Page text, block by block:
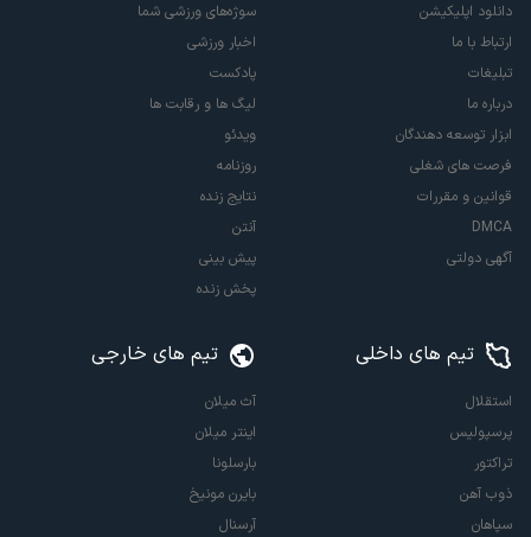
دانلود اپلیکیشن
ارتباط با ما
تبلیغات
درباره ما
ابزار توسعه دهندگان
فرصت های شغلی
قوانین و مقررات
DMCA
آگهی دولتی
سوژه‌های ورزشی شما
اخبار ورزشی
پادکست
لیگ ها و رقابت ها
ویدئو
روزنامه
نتایج زنده
آنتن
پیش بینی
پخش زنده
تیم های داخلی
استقلال
پرسپولیس
تراکتور
ذوب آهن
سپاهان
تیم های خارجی
آث میلان
اینتر میلان
بارسلونا
بایرن مونیخ
آرسنال